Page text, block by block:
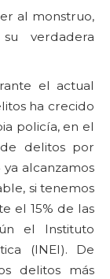
al monstruo,
verdadera
el actual
ha crecido
policía, en el
de delitos por
alcanzamos
si tenemos
el 15% de las
el Instituto
(INEI). De
delitos más